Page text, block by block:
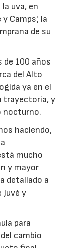
uva, en
Camps', la
de su
de 100 años
del Alto
ya en el
trayectoria, y
nocturno.
haciendo,
mucho
y mayor
detallado a
y
para
cambio